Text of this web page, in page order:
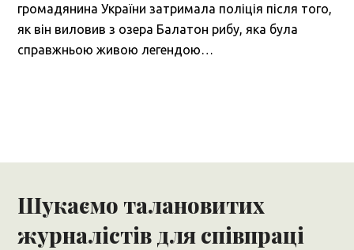
громадянина України затримала поліція після того,
як він виловив з озера Балатон рибу, яка була
справжньою живою легендою…
Шукаємо талановитих
журналістів для співпраці